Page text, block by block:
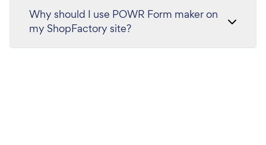
Why should I use POWR Form maker on
my ShopFactory site?